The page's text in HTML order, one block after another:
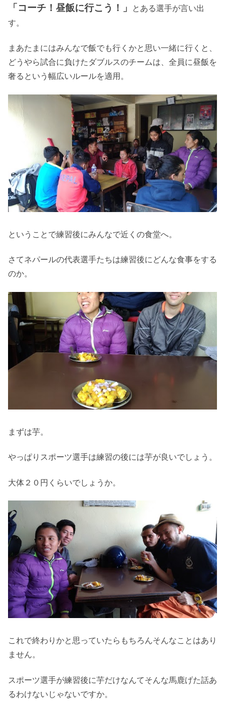
「コーチ！昼飯に行こう！」 とある選手が言い出
す。
まあたまにはみんなで飯でも行くかと思い一緒に行くと、
どうやら試合に負けたダブルスのチームは、全員に昼飯を
奢るという幅広いルールを適用。
ということで練習後にみんなで近くの食堂へ。
さてネパールの代表選手たちは練習後にどんな食事をする
のか。
まずは芋。
やっぱりスポーツ選手は練習の後には芋が良いでしょう。
大体２０円くらいでしょうか。
これで終わりかと思っていたらもちろんそんなことはあり
ません。
スポーツ選手が練習後に芋だけなんてそんな馬鹿げた話あ
るわけないじゃないですか。